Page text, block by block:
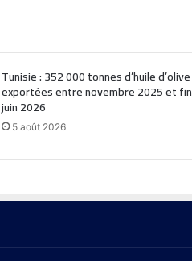
Tunisie : 352 000 tonnes d’huile d’olive
exportées entre novembre 2025 et fin
juin 2026
5 août 2026